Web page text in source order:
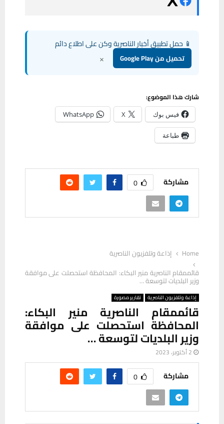
📱 حمل تطبيق أخبار الناصرية وكن على اطلاع دائم
تحميل من Google Play ×
شارك هذا الموضوع:
فيس بوك X
WhatsApp
طباعة
مشاركة 0
Home
إذاعة وتلفزيون الناصرية
قائممقام الناصرية منير البكاء: المحافظة استحصلت على موافقة
وزير البلديات لتوسعة …
إذاعة وتلفزيون الناصرية تقارير مصورة
قائممقام الناصرية منير البكاء:
المحافظة استحصلت على موافقة
وزير البلديات لتوسعة …
2 أكتوبر، 2023
مشاركة 0